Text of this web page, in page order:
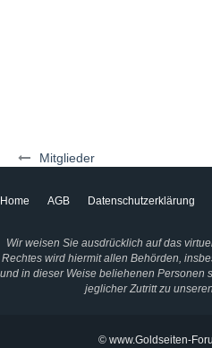
Mitglieder
Home AGB Datenschutzerklärung
Wir weisen Sie ausdrücklich auf das
Rechtes wird hiermit allen Behörden,
und in dieser Weise beliehenen Personen
jeglicher Zutritt zu
© www.Goldseiten-